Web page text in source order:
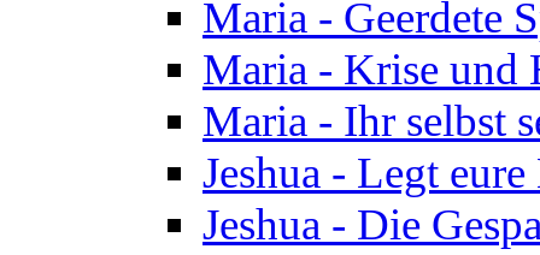
Maria - Geerdete
Maria - Krise und
Maria - Ihr selbst
Jeshua - Legt
Jeshua - Die